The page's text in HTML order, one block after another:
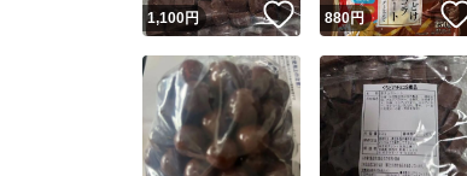
1,100円 いいね！
880円